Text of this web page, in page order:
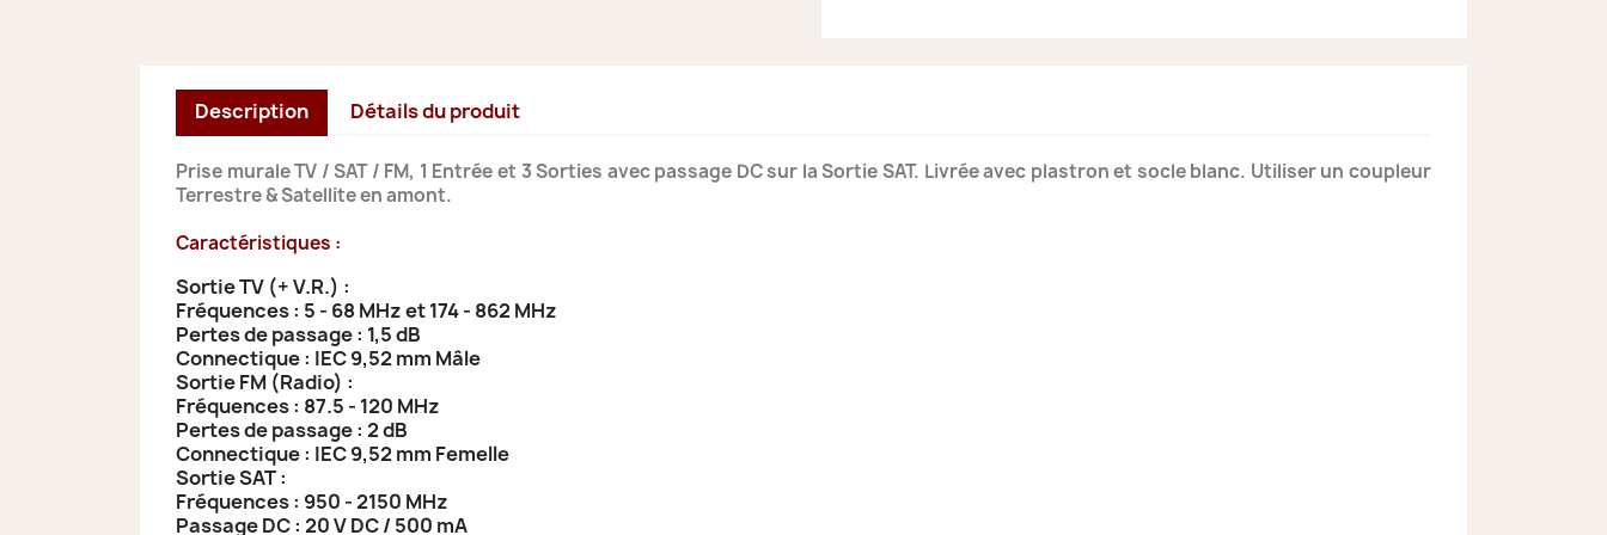
Description Détails du produit
Prise murale TV / SAT / FM, 1 Entrée et 3 Sorties avec passage DC sur la Sortie SAT. Livrée avec plastron et socle blanc. Utiliser un coupleur
Terrestre & Satellite en amont.
Caractéristiques :
Sortie TV (+ V.R.) :
Fréquences : 5 - 68 MHz et 174 - 862 MHz
Pertes de passage : 1,5 dB
Connectique : IEC 9,52 mm Mâle
Sortie FM (Radio) :
Fréquences : 87.5 - 120 MHz
Pertes de passage : 2 dB
Connectique : IEC 9,52 mm Femelle
Sortie SAT :
Fréquences : 950 - 2150 MHz
Passage DC : 20 V DC / 500 mA